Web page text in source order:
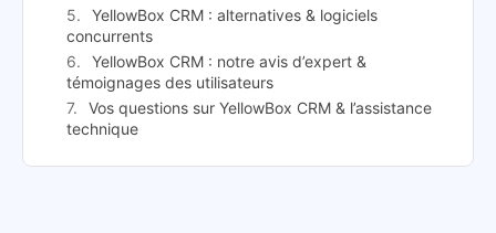
YellowBox CRM : alternatives & logiciels
concurrents
YellowBox CRM : notre avis d’expert &
témoignages des utilisateurs
Vos questions sur YellowBox CRM & l’assistance
technique